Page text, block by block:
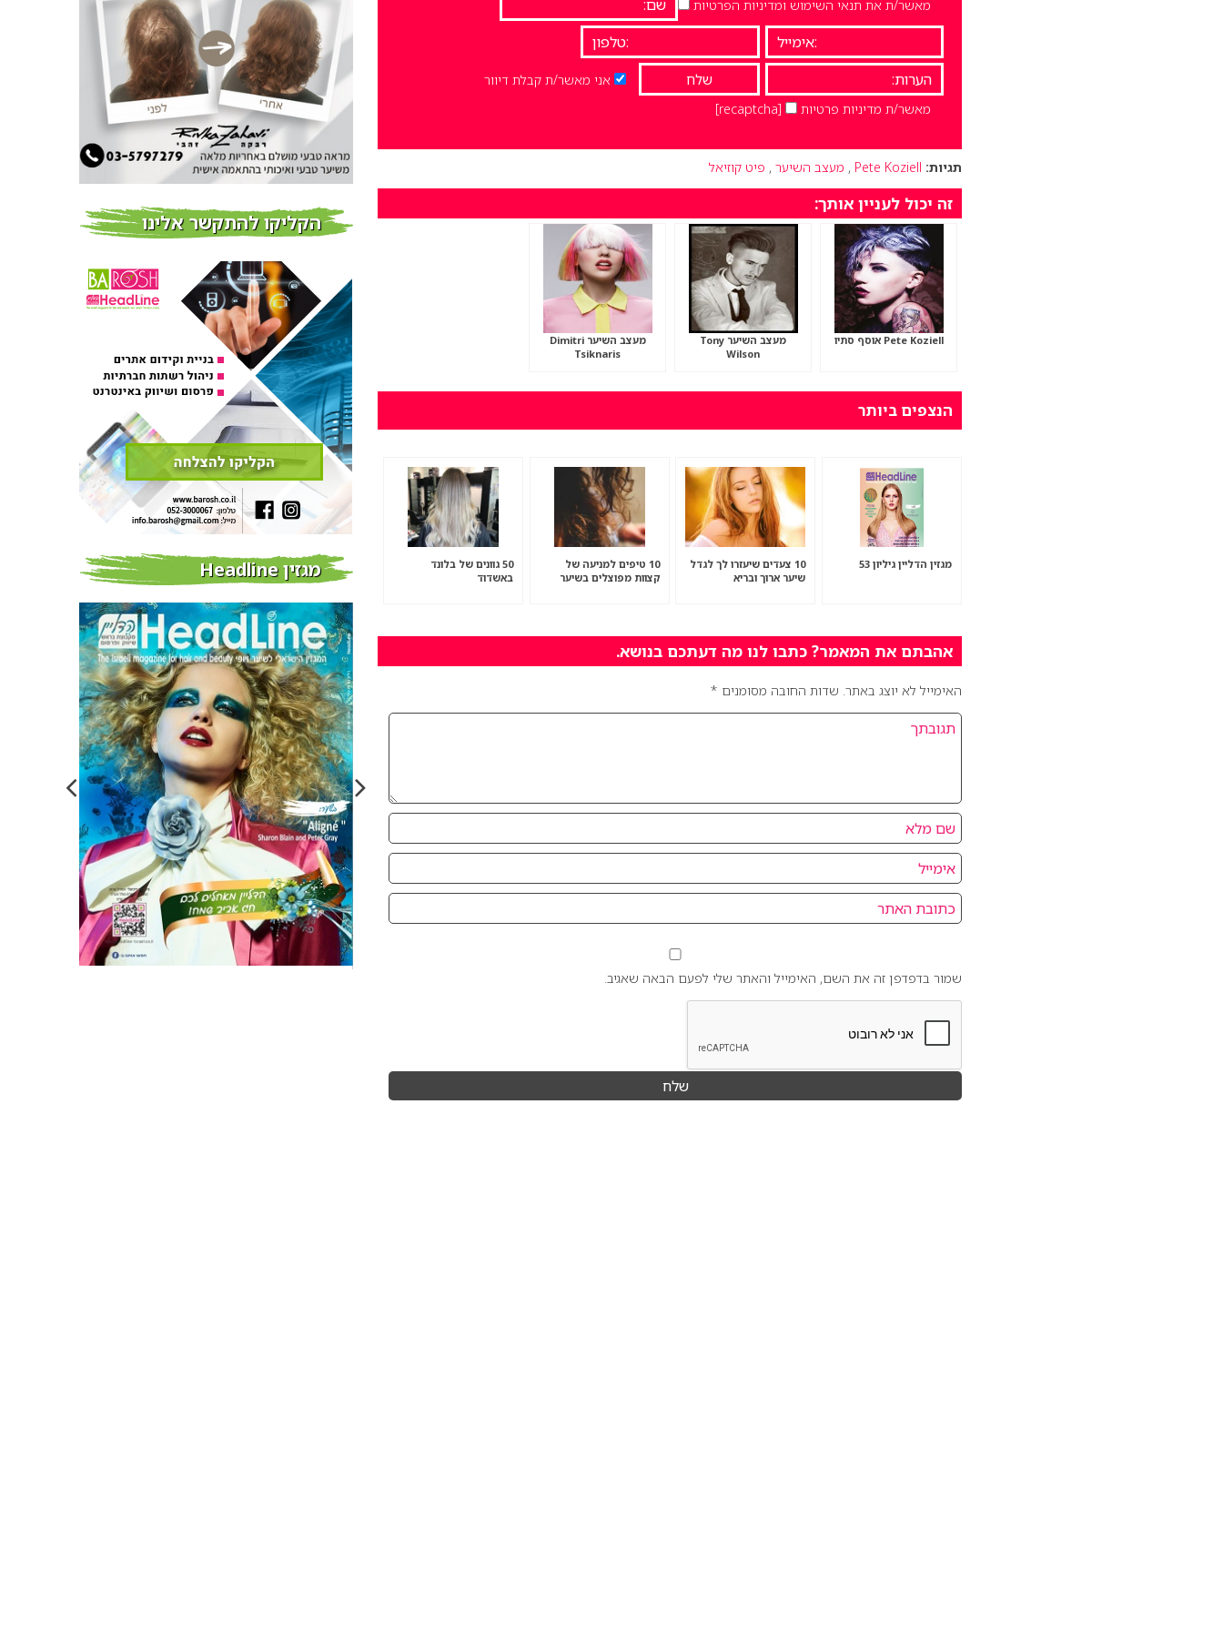
מאשר/ת את תנאי השימוש ומדיניות הפרטיות
אני מאשר/ת קבלת דיוור
מאשר/ת מדיניות פרטיות
[recaptcha]
תגיות: Pete Koziell
, מעצב השיער , פיט קוזיאל
זה יכול לעניין אותך:
Pete Koziell אוסף סתיו
מעצב השיער Tony
Wilson
מעצב השיער Dimitri
Tsiknaris
הנצפים ביותר
מגזין הדליין גיליון 53
10 צעדים שיעזרו לך לגדל
שיער ארוך ובריא
10 טיפים למניעה של
קצוות מפוצלים בשיער
50 גוונים של בלונד
באשדוד
אהבתם את המאמר? כתבו לנו מה דעתכם בנושא.
האימייל לא יוצג באתר. שדות החובה מסומנים *
שמור בדפדפן זה את השם, האימייל והאתר שלי לפעם הבאה שאגיב.
צמידי שיער – המומחים
לצמידי שיער ברמת השרון
חדשות
פרוברי PROBERRY מוצרי
שיער מבוססי גוג’י ברי
חדש על המדף
כובשת את השטח עם יום
הדרכה מוצלח נוסף
אירועים בארץ
הקליקו להתקשר אלינו
מגזין Headline